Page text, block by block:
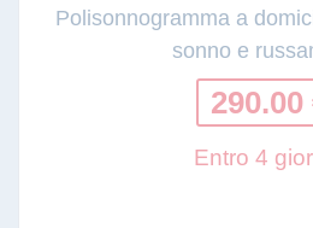
Polisonnogramma a
sonno e
290.00
Entro 4